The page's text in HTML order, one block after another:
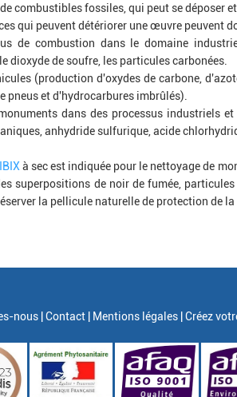
combustibles fossiles, qui peut se déposer
qui peuvent détériorer une œuvre peuvent
de combustion dans le domaine
dioxyde de soufre, les particules carbonées.
(production d'oxydes de carbone,
pneus et d'hydrocarbures imbrûlés).
dans des processus industriels
anhydride sulfurique, acide
IBIXà sec est indiquée pour le nettoyage de
superpositions de noir de fumée,
la pellicule naturelle de protection de
nous | Contact | Mentions légales | Créez